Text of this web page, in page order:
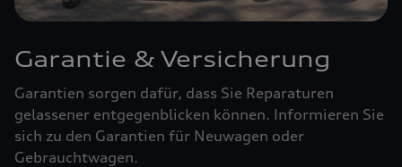
Garantie & Versicherung
Garantien sorgen dafür, dass Sie Reparaturen
gelassener entgegenblicken können. Informieren Sie
sich zu den Garantien für Neuwagen oder
Gebrauchtwagen.